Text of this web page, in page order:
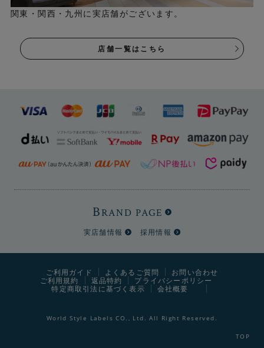
希少性の高いブリティッシュウールを使用
独特の光沢感を持っています。 綿染めしミックスして紡績
した糸を6～10色作り、ミックスさせることで深みのある
表情に仕上げています。ウールの持つ質感を最大限に引き
出した糸を使うからこそ、シンプルなデザインに豊かな表
関東・関西・九州に実店舗がございます。
店舗一覧はこちら
BRAND PAGE
実店舗情報 採用情報
ご利用ガイド よくあるご質問
お問い合わせ
ご利用規約
返品特約
プライバシーポリシー
特定商取引法に基づく表示
会社概要
World Style Labels CO., Ltd. All Right Reserved.